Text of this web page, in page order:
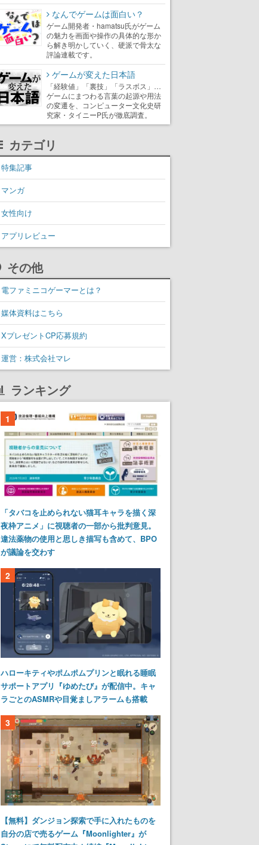
なんでゲームは面白い？
ゲーム開発者・hamatsu氏がゲーム
の魅力を画面や操作の具体的な形か
ら解き明かしていく、硬派で骨太な
評論連載です。
ゲームが変えた日本語
「経験値」「裏技」「ラスボス」…
ゲームにまつわる言葉の起源や用法
の変遷を、コンピューター文化史研
究家・タイニーP氏が徹底調査。
カテゴリ
特集記事
マンガ
女性向け
アプリレビュー
その他
電ファミニコゲーマーとは？
媒体資料はこちら
XプレゼントCP応募規約
運営：株式会社マレ
ランキング
1
「タバコを止められない猫耳キャラを描く深
夜枠アニメ」に視聴者の一部から批判意見。
違法薬物の使用と思しき描写も含めて、BPO
が議論を交わす
2
ハローキティやポムポムプリンと眠れる睡眠
サポートアプリ『ゆめたび』が配信中。キャ
ラごとのASMRや目覚ましアラームも搭載
3
【無料】ダンジョン探索で手に入れたものを
自分の店で売るゲーム『Moonlighter』が